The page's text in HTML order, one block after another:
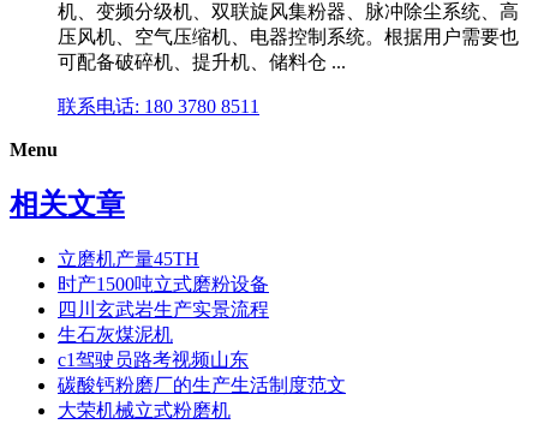
机、变频分级机、双联旋风集粉器、脉冲除尘系统、高
压风机、空气压缩机、电器控制系统。根据用户需要也
可配备破碎机、提升机、储料仓 ...
联系电话: 180 3780 8511
Menu
相关文章
立磨机产量45TH
时产1500吨立式磨粉设备
四川玄武岩生产实景流程
生石灰煤泥机
c1驾驶员路考视频山东
碳酸钙粉磨厂的生产生活制度范文
大荣机械立式粉磨机